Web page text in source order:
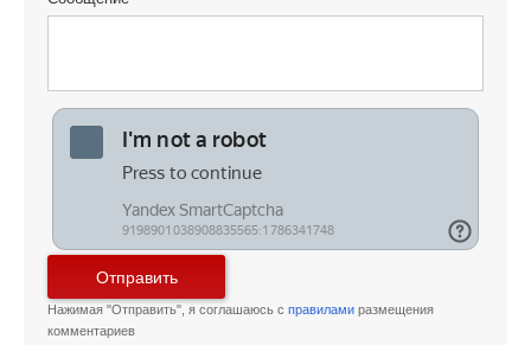
Отправить
Нажимая "Отправить", я соглашаюсь с правилами размещения
комментариев